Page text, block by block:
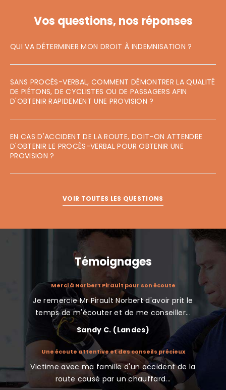
Vos questions, nos réponses
QUI VA DÉTERMINER MON DROIT À INDEMNISATION ?
SANS PROCÈS-VERBAL, COMMENT DÉMONTRER LA QUALITÉ
DE PIÉTONS, DE CYCLISTES OU DE PASSAGERS AFIN
D'OBTENIR RAPIDEMENT UNE PROVISION ?
EN CAS D'ACCIDENT DE LA ROUTE, DOIT-ON ATTENDRE
D'OBTENIR LE PROCÈS-VERBAL POUR OBTENIR UNE
PROVISION ?
VOIR TOUTES LES QUESTIONS
Témoignages
Merci à Norbert Pirault pour son écoute
Je remercie Mr Pirault Norbert d'avoir prit le
temps de m'écouter et de me conseiller...
Sandy C. (Landes)
Une écoute attentive et des conseils précieux
Victime avec ma famille d'un accident de la
route causé par un chauffard...
J'ai